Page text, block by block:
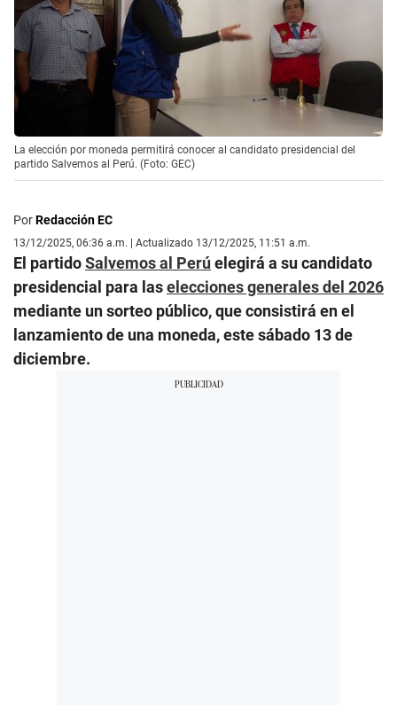
La elección por moneda permitirá conocer al candidato presidencial del
partido Salvemos al Perú. (Foto: GEC)
PorRedacción EC
13/12/2025, 06:36 a.m. | Actualizado 13/12/2025, 11:51 a.m.
El partidoSalvemos al Perúelegirá a su candidato
presidencial para laselecciones generales del 2026
mediante un sorteo público, que consistirá en el
lanzamiento de una moneda, este sábado 13 de
diciembre.